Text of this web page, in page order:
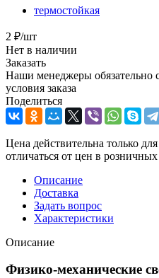
термостойкая
2 ₽/шт
Нет в наличии
Заказать
Наши менеджеры обязательно
условия заказа
Поделиться
Цена действительна только
отличаться от цен в
Описание
Доставка
Задать вопрос
Характеристики
Описание
Физико-механические